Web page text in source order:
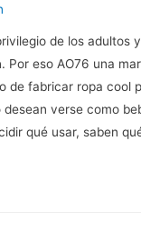
de los adultos
Por eso AO76 una
de fabricar ropa cool
verse como
qué usar, saben